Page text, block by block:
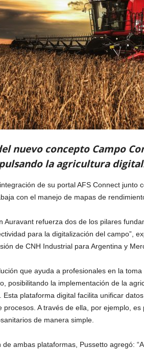
nuevo concepto Campo
la agricultura
de su portal AFS Connect junto
con el manejo de mapas de
Auravant refuerza dos de los pilares
para la digitalización del campo”,
de CNH Industrial para Argentina y
que ayuda a profesionales en la
posibilitando la implementación de la
Esta plataforma digital facilita unificar
procesos. A través de ella, por ejemplo,
de manera simple.
ambas plataformas, Pussetto agregó: